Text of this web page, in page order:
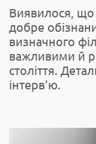
Виявилося, що
добре
визначного
важливими й
століття.
інтерв’ю.